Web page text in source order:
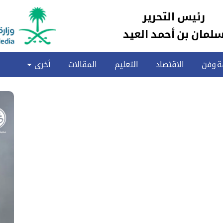
رئيس التحرير
بن أحمد العيد
وفن الاقتصاد التعليم المقالات أخرى